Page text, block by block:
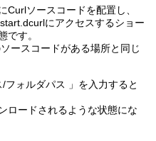
Curlソースコードを配置し、
にアクセスするショー
です。
ースコードがある場所と同じ
ォルダパス 」を入力すると
ロードされるような状態にな